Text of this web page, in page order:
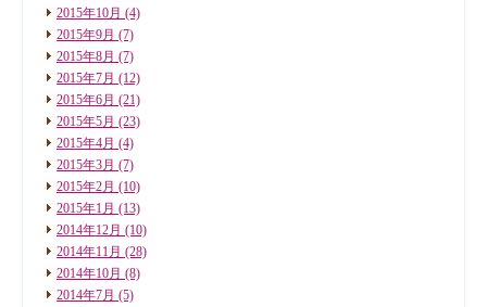
2015年10月 (4)
2015年9月 (7)
2015年8月 (7)
2015年7月 (12)
2015年6月 (21)
2015年5月 (23)
2015年4月 (4)
2015年3月 (7)
2015年2月 (10)
2015年1月 (13)
2014年12月 (10)
2014年11月 (28)
2014年10月 (8)
2014年7月 (5)